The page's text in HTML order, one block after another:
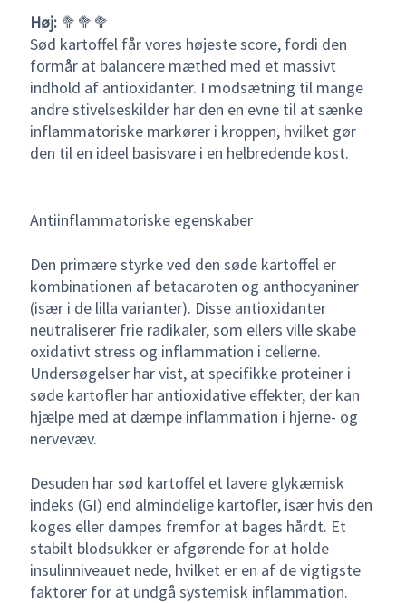
Høj:🥦🥦🥦
Sød kartoffel får vores højeste score, fordi den
formår at balancere mæthed med et massivt
indhold af antioxidanter. I modsætning til mange
andre stivelseskilder har den en evne til at sænke
inflammatoriske markører i kroppen, hvilket gør
den til en ideel basisvare i en helbredende kost.
Antiinflammatoriske egenskaber
Den primære styrke ved den søde kartoffel er
kombinationen af betacaroten og anthocyaniner
(især i de lilla varianter). Disse antioxidanter
neutraliserer frie radikaler, som ellers ville skabe
oxidativt stress og inflammation i cellerne.
Undersøgelser har vist, at specifikke proteiner i
søde kartofler har antioxidative effekter, der kan
hjælpe med at dæmpe inflammation i hjerne- og
nervevæv.
Desuden har sød kartoffel et lavere glykæmisk
indeks (GI) end almindelige kartofler, især hvis den
koges eller dampes fremfor at bages hårdt. Et
stabilt blodsukker er afgørende for at holde
insulinniveauet nede, hvilket er en af de vigtigste
faktorer for at undgå systemisk inflammation.